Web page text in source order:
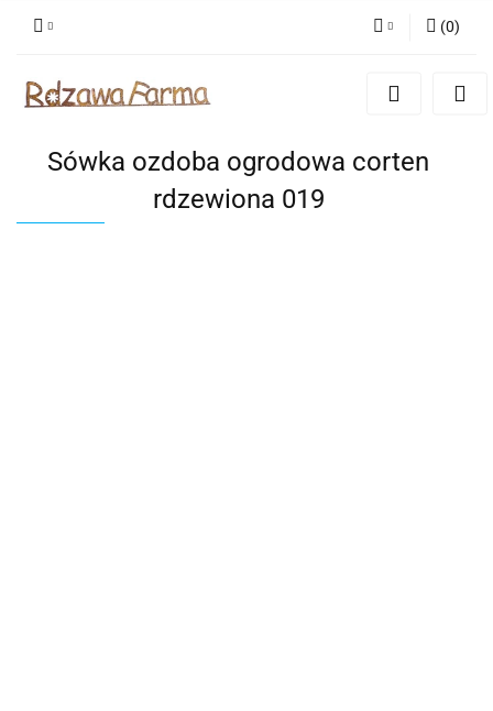
Zaloguj się
Dodaj zgłoszenie
(0)
Sówka ozdoba ogrodowa corten
rdzewiona 019